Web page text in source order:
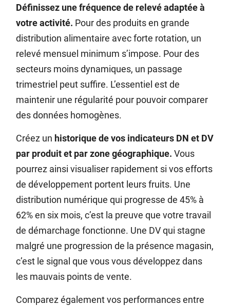
Définissez une fréquence de relevé adaptée à
votre activité. Pour des produits en grande
distribution alimentaire avec forte rotation, un
relevé mensuel minimum s’impose. Pour des
secteurs moins dynamiques, un passage
trimestriel peut suffire. L’essentiel est de
maintenir une régularité pour pouvoir comparer
des données homogènes.
Créez un historique de vos indicateurs DN et DV
par produit et par zone géographique. Vous
pourrez ainsi visualiser rapidement si vos efforts
de développement portent leurs fruits. Une
distribution numérique qui progresse de 45% à
62% en six mois, c’est la preuve que votre travail
de démarchage fonctionne. Une DV qui stagne
malgré une progression de la présence magasin,
c’est le signal que vous vous développez dans
les mauvais points de vente.
Comparez également vos performances entre